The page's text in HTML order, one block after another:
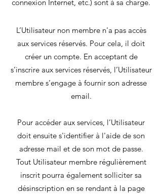
connexion Internet, etc.) sont à sa charge.
L’Utilisateur non membre n'a pas accès
aux services réservés. Pour cela, il doit
créer un compte. En acceptant de
s’inscrire aux services réservés, l’Utilisateur
membre s’engage à fournir son adresse
email.
Pour accéder aux services, l’Utilisateur
doit ensuite s'identifier à l'aide de son
adresse mail et de son mot de passe.
Tout Utilisateur membre régulièrement
inscrit pourra également solliciter sa
désinscription en se rendant à la page